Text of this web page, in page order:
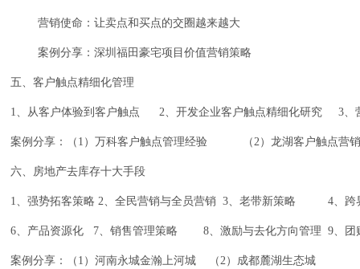
营销使命：让卖点和买点的交圈越来越大
案例分享：深圳福田豪宅项目价值营销策略
五、客户触点精细化管理
1、从客户体验到客户触点 2、开发企业客户触点精细化研究 3、
案例分享：（ 1 ）万科客户触点管理经验 （2）龙湖客户触点营
六、房地产去库存十大手段
1、强势拓客策略 2、全民营销与全员营销 3、老带新策略 4、跨
6、产品资源化 7、销售管理策略 8、激励与去化方向管理 9、团
案例分享：（ 1 ）河南永城金瀚上河城 （2） 成都麓湖生态城